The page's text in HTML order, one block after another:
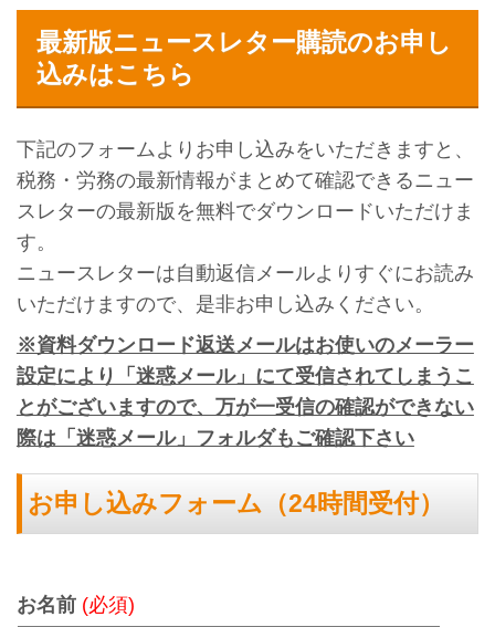
最新版ニュースレター購読のお申し
込みはこちら
下記のフォームよりお申し込みをいただきますと、
税務・労務の最新情報がまとめて確認できるニュー
スレターの最新版を無料でダウンロードいただけま
す。
ニュースレターは自動返信メールよりすぐにお読み
いただけますので、是非お申し込みください。
※資料ダウンロード返送メールはお使いのメーラー
設定により「迷惑メール」にて受信されてしまうこ
とがございますので、万が一受信の確認ができない
際は「迷惑メール」フォルダもご確認下さい
お申し込みフォーム（24時間受付）
お名前 (必須)